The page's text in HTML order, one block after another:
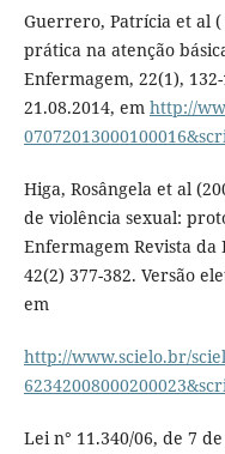
Guerrero, Patrícia et al (
prática na atenção
Enfermagem, 22(1),
21.08.2014, em http://
Higa, Rosângela et al
de violência sexual:
Enfermagem Revista da
42(2) 377-382. Versão
em
http://www.scielo.br/
Lei n° 11.340/06, de 7